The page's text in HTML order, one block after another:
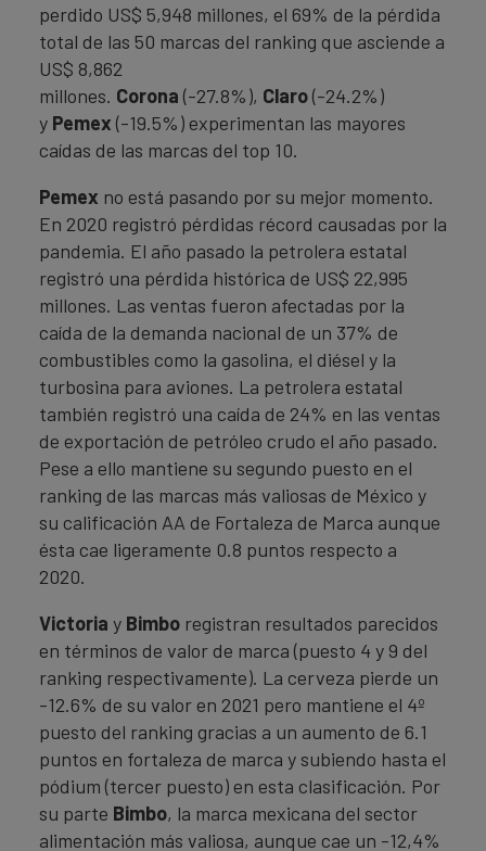
perdido US$ 5,948 millones, el 69% de la pérdida
total de las 50 marcas del ranking que asciende a
US$ 8,862
millones. Corona (-27.8%), Claro(-24.2%)
y Pemex (-19.5%) experimentan las mayores
caídas de las marcas del top 10.
Pemex no está pasando por su mejor momento.
En 2020 registró pérdidas récord causadas por la
pandemia. El año pasado la petrolera estatal
registró una pérdida histórica de US$ 22,995
millones. Las ventas fueron afectadas por la
caída de la demanda nacional de un 37% de
combustibles como la gasolina, el diésel y la
turbosina para aviones. La petrolera estatal
también registró una caída de 24% en las ventas
de exportación de petróleo crudo el año pasado.
Pese a ello mantiene su segundo puesto en el
ranking de las marcas más valiosas de México y
su calificación AA de Fortaleza de Marca aunque
ésta cae ligeramente 0.8 puntos respecto a
2020.
Victoria y Bimbo registran resultados parecidos
en términos de valor de marca (puesto 4 y 9 del
ranking respectivamente). La cerveza pierde un
-12.6% de su valor en 2021 pero mantiene el 4º
puesto del ranking gracias a un aumento de 6.1
puntos en fortaleza de marca y subiendo hasta el
pódium (tercer puesto) en esta clasificación. Por
su parte Bimbo, la marca mexicana del sector
alimentación más valiosa, aunque cae un -12,4%